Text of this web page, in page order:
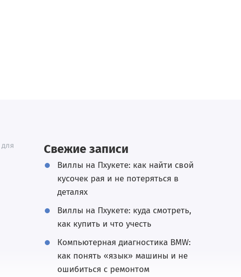
Свежие записи
Виллы на Пхукете: как найти свой
кусочек рая и не потеряться в
деталях
Виллы на Пхукете: куда смотреть,
как купить и что учесть
Компьютерная диагностика BMW:
как понять «язык» машины и не
ошибиться с ремонтом